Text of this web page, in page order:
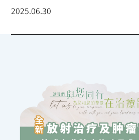
2025.06.30